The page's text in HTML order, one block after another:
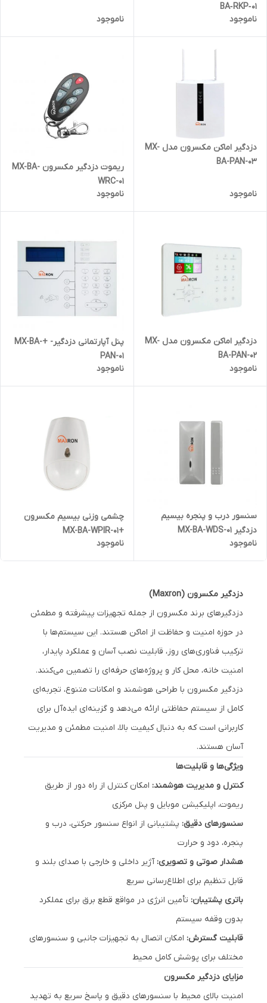
BA‐RKP‐01
ناموجود
ناموجود
دزدگیر اماکن مکسرون مدل MX-
BA-PAN-03
ناموجود
ریموت دزدگیر مکسرون MX-BA-
WRC-01
ناموجود
دزدگیر اماکن مکسرون مدل MX-
BA-PAN-02
ناموجود
پنل آپارتمانی دزدگیر- +MX-BA-
PAN-01
ناموجود
سنسور درب و پنجره بیسیم
دزدگیر MX-BA-WDS-01
ناموجود
چشمی وزنی بیسیم مکسرون
+MX-BA-WPIR-01
ناموجود
دزدگیر مکسرون (Maxron)
دزدگیرهای برند مکسرون از جمله تجهیزات پیشرفته و مطمئن
در حوزه امنیت و حفاظت از اماکن هستند. این سیستم‌ها با
ترکیب فناوری‌های روز، قابلیت نصب آسان و عملکرد پایدار،
امنیت خانه، محل کار و پروژه‌های حرفه‌ای را تضمین می‌کنند.
دزدگیر مکسرون با طراحی هوشمند و امکانات متنوع، تجربه‌ای
کامل از سیستم حفاظتی ارائه می‌دهد و گزینه‌ای ایده‌آل برای
کاربرانی است که به دنبال کیفیت بالا، امنیت مطمئن و مدیریت
آسان هستند.
ویژگی‌ها و قابلیت‌ها
کنترل و مدیریت هوشمند: امکان کنترل از راه دور از طریق
ریموت، اپلیکیشن موبایل و پنل مرکزی
سنسورهای دقیق: پشتیبانی از انواع سنسور حرکتی، درب و
پنجره، دود و حرارت
هشدار صوتی و تصویری:آژیر داخلی و خارجی با صدای بلند و
قابل تنظیم برای اطلاع‌رسانی سریع
باتری پشتیبان: تأمین انرژی در مواقع قطع برق برای عملکرد
بدون وقفه سیستم
قابلیت گسترش: امکان اتصال به تجهیزات جانبی و سنسورهای
مختلف برای پوشش کامل محیط
مزایای دزدگیر مکسرون
امنیت بالای محیط با سنسورهای دقیق و پاسخ سریع به تهدید